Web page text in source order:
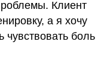
Клиент
а я хочу
чувствовать боль